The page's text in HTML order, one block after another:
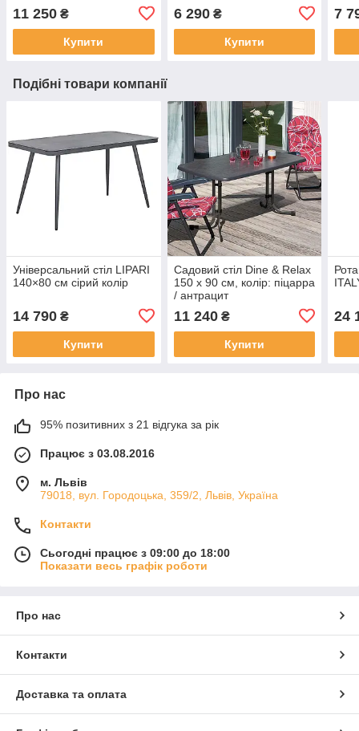
11 250 ₴
Купити
6 290₴
Купити
7
Подібні товари компанії
Універсальний стіл LIPARI
140×80 см сірий колір
14 790 ₴
Купити
Садовий стіл Dine & Relax
150 x 90 см, колір: піцарра
/ антрацит
11 240₴
Купити
24
Про нас
95% позитивних з 21 відгука за рік
Працює з 03.08.2016
м. Львів
79018, вул. Городоцька, 359/2, Львів, Україна
Контакти
Сьогодні працює з 09:00 до 18:00
Показати весь графік роботи
Про нас
Контакти
Доставка та оплата